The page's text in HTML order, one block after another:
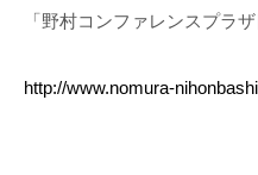
「野村コンファレンスプラ
http://www.nomura-